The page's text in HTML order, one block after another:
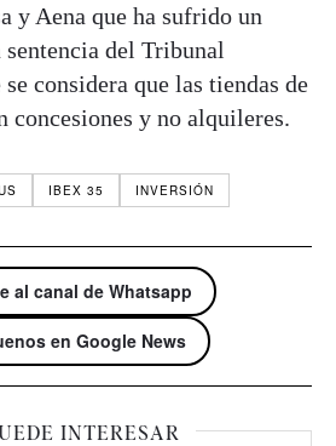
y Aena que ha sufrido un
del Tribunal
considera que las tiendas de
concesiones y no alquileres.
IBEX 35 INVERSIÓN
al canal de Whatsapp
en Google News
INTERESAR